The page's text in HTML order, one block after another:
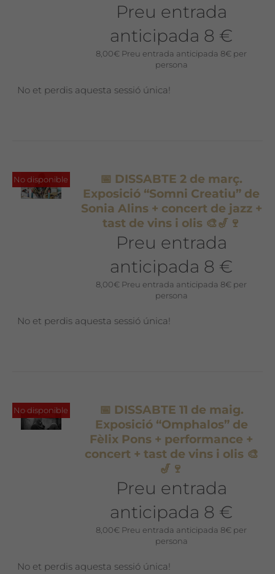
Preu entrada
anticipada 8 €
8,00€ Preu entrada anticipada 8€ per
persona
No et perdis aquesta sessió única!
No disponible
📅 DISSABTE 2 de març.
Exposició “Somni Creatiu” de
Sonia Alins + concert de jazz +
tast de vins i olis 🎨🎷🍷
Preu entrada
anticipada 8 €
8,00€ Preu entrada anticipada 8€ per
persona
No et perdis aquesta sessió única!
No disponible
📅 DISSABTE 11 de maig.
Exposició “Omphalos” de
Fèlix Pons + performance +
concert + tast de vins i olis 🎨
🎷🍷
Preu entrada
anticipada 8 €
8,00€ Preu entrada anticipada 8€ per
persona
No et perdis aquesta sessió única!